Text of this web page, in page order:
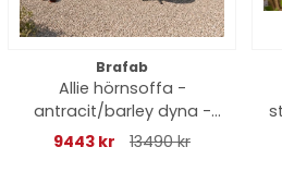
Brafab
Allie hörnsoffa -
antracit/barley dyna -
DEAL
9443 kr 13490 kr